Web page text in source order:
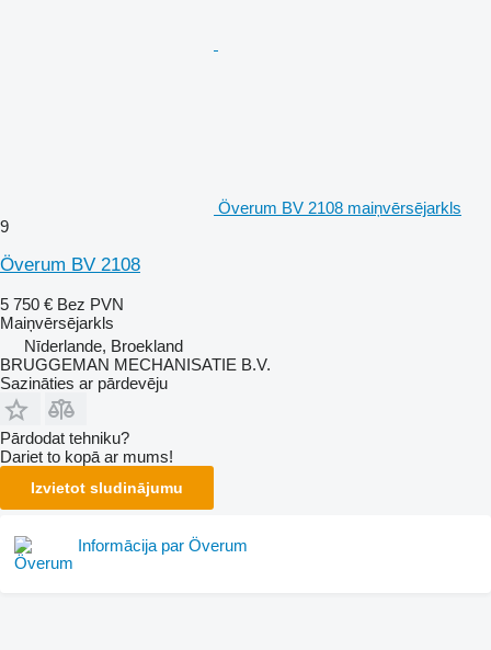
Överum BV 2108 maiņvērsējarkls
9
Överum BV 2108
5 750 € Bez PVN
Maiņvērsējarkls
Nīderlande, Broekland
BRUGGEMAN MECHANISATIE B.V.
Sazināties ar pārdevēju
Pārdodat tehniku?
Dariet to kopā ar mums!
Izvietot sludinājumu
Informācija par Överum